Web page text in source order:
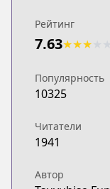
Рейтинг
7.63★★★
Популярность
10325
Читатели
1941
Автор